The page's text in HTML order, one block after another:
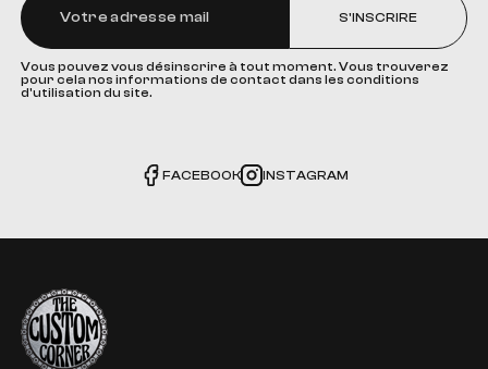
S'INSCRIRE
Vous pouvez vous désinscrire à tout moment. Vous trouverez
pour cela nos informations de contact dans les conditions
d'utilisation du site.
FACEBOOK INSTAGRAM
The Custom Corner